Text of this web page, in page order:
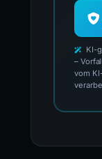
KI-
–
vom